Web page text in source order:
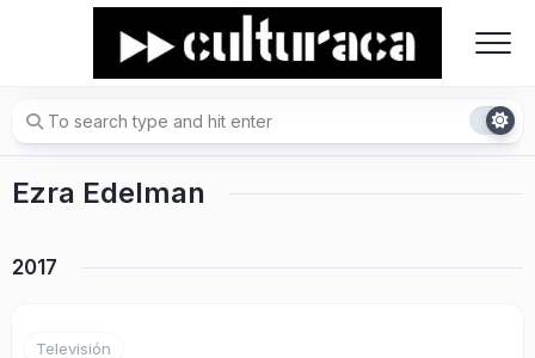
Ezra Edelman
2017
Televisión